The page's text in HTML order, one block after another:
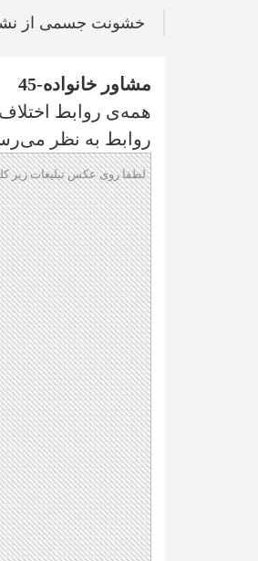
خشونت جسمی از
مشاور خانواده-45
همه‌ی روابط
روابط به نظر
لطفا روی عکس تبلیغات زیر